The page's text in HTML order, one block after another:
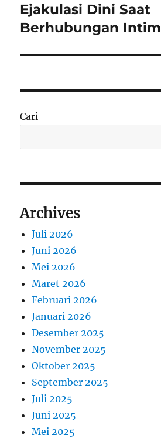
post:
Ejakulasi Dini Saat
Berhubungan Intim
Cari
Archives
Juli 2026
Juni 2026
Mei 2026
Maret 2026
Februari 2026
Januari 2026
Desember 2025
November 2025
Oktober 2025
September 2025
Juli 2025
Juni 2025
Mei 2025